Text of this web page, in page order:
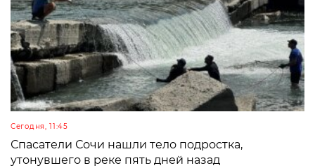
Сегодня, 11:45
Спасатели Сочи нашли тело подростка,
утонувшего в реке пять дней назад